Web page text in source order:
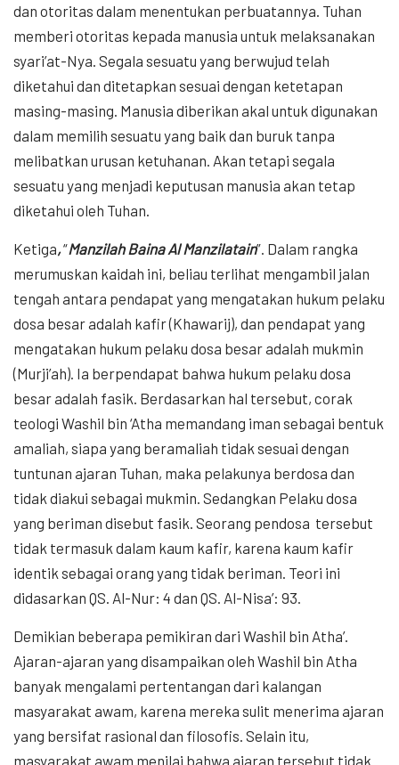
dan otoritas dalam menentukan perbuatannya. Tuhan
memberi otoritas kepada manusia untuk melaksanakan
syari’at-Nya. Segala sesuatu yang berwujud telah
diketahui dan ditetapkan sesuai dengan ketetapan
masing-masing. Manusia diberikan akal untuk digunakan
dalam memilih sesuatu yang baik dan buruk tanpa
melibatkan urusan ketuhanan. Akan tetapi segala
sesuatu yang menjadi keputusan manusia akan tetap
diketahui oleh Tuhan.
Ketiga,“Manzilah Baina Al Manzilatain”. Dalam rangka
merumuskan kaidah ini, beliau terlihat mengambil jalan
tengah antara pendapat yang mengatakan hukum pelaku
dosa besar adalah kafir (Khawarij), dan pendapat yang
mengatakan hukum pelaku dosa besar adalah mukmin
(Murji’ah). Ia berpendapat bahwa hukum pelaku dosa
besar adalah fasik. Berdasarkan hal tersebut, corak
teologi Washil bin ‘Atha memandang iman sebagai bentuk
amaliah, siapa yang beramaliah tidak sesuai dengan
tuntunan ajaran Tuhan, maka pelakunya berdosa dan
tidak diakui sebagai mukmin. Sedangkan Pelaku dosa
yang beriman disebut fasik. Seorang pendosa tersebut
tidak termasuk dalam kaum kafir, karena kaum kafir
identik sebagai orang yang tidak beriman. Teori ini
didasarkan QS. Al-Nur: 4 dan QS. Al-Nisa’: 93.
Demikian beberapa pemikiran dari Washil bin Atha’.
Ajaran-ajaran yang disampaikan oleh Washil bin Atha
banyak mengalami pertentangan dari kalangan
masyarakat awam, karena mereka sulit menerima ajaran
yang bersifat rasional dan filosofis. Selain itu,
masyarakat awam menilai bahwa ajaran tersebut tidak